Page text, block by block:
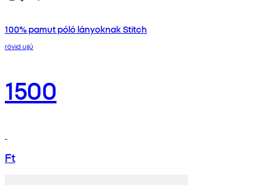
100% pamut póló lányoknak Stitch
rövid ujjú
1500
Ft